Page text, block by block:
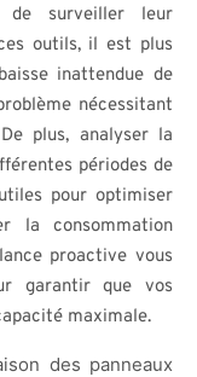
de surveiller leur
outils, il est plus
inattendue de
nécessitant
plus, analyser la
périodes de
pour optimiser
la consommation
proactive vous
garantir que vos
maximale.
des panneaux